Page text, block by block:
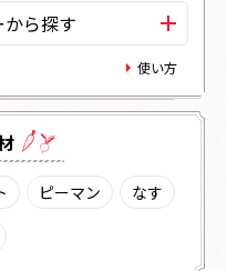
ら探す
使い方
ピーマン
なす